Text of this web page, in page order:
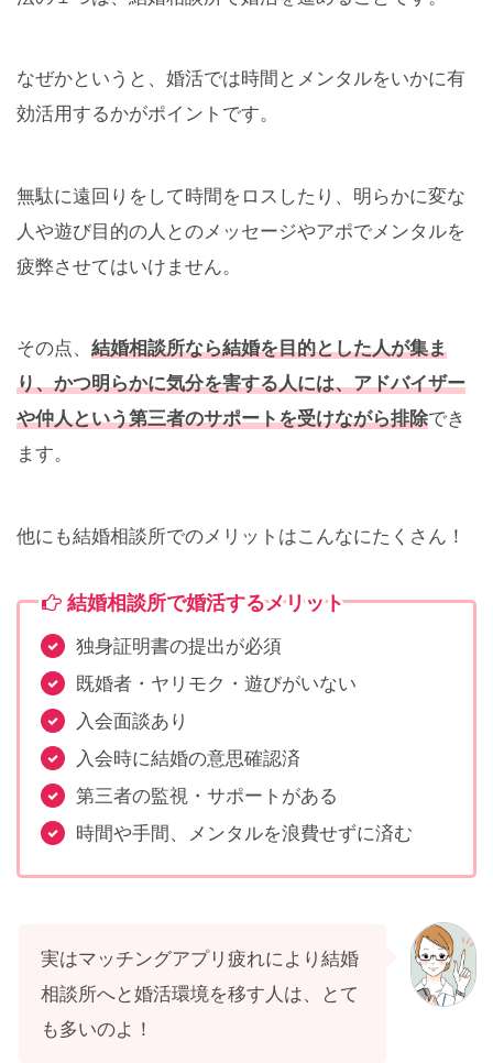
なぜかというと、婚活では時間とメンタルをいかに有
効活用するかがポイントです。
無駄に遠回りをして時間をロスしたり、明らかに変な
人や遊び目的の人とのメッセージやアポでメンタルを
疲弊させてはいけません。
その点、 結婚相談所なら結婚を目的とした人が集ま
り、かつ明らかに気分を害する人には、アドバイザー
や仲人という第三者のサポートを受けながら排除でき
ます。
他にも結婚相談所でのメリットはこんなにたくさん！
結婚相談所で婚活するメリット
独身証明書の提出が必須
既婚者・ヤリモク・遊びがいない
入会面談あり
入会時に結婚の意思確認済
第三者の監視・サポートがある
時間や手間、メンタルを浪費せずに済む
実はマッチングアプリ疲れにより結婚
相談所へと婚活環境を移す人は、とて
も多いのよ！